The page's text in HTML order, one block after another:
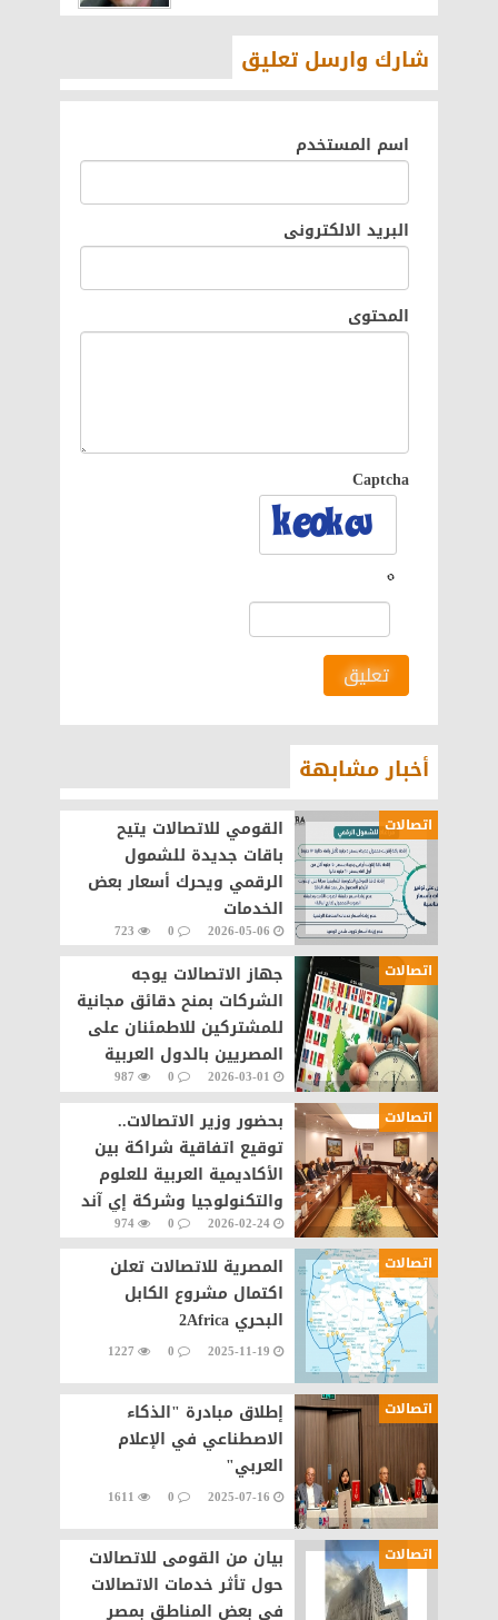
شارك وارسل تعليق
اسم المستخدم
البريد الالكترونى
المحتوى
Captcha
تعليق
أخبار مشابهة
اتصالات
القومي للاتصالات يتيح
باقات جديدة للشمول
الرقمي ويحرك أسعار بعض
الخدمات
2026-05-06
0
723
اتصالات
جهاز الاتصالات يوجه
الشركات بمنح دقائق مجانية
للمشتركين للاطمئنان على
المصريين بالدول العربية
2026-03-01
0
987
اتصالات
بحضور وزير الاتصالات..
توقيع اتفاقية شراكة بين
الأكاديمية العربية للعلوم
والتكنولوجيا وشركة إي آند
مصر لإنشاء مختبرات
متطورة للاتصالات
2026-02-24
0
974
اتصالات
المصرية للاتصالات تعلن
اكتمال مشروع الكابل
البحري 2Africa
2025-11-19
0
1227
اتصالات
إطلاق مبادرة "الذكاء
الاصطناعي في الإعلام
العربي"
2025-07-16
0
1611
اتصالات
بيان من القومى للاتصالات
حول تأثر خدمات الاتصالات
فى بعض المناطق بمصر